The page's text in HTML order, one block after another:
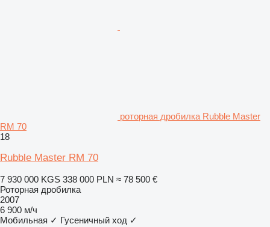
роторная дробилка Rubble Master
RM 70
18
Rubble Master RM 70
7 930 000 KGS 338 000 PLN ≈ 78 500 €
Роторная дробилка
2007
6 900 м/ч
Мобильная ✓ Гусеничный ход ✓